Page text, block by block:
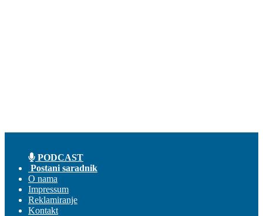
PODCAST
Postani saradnik
O nama
Impressum
Reklamiranje
Kontakt